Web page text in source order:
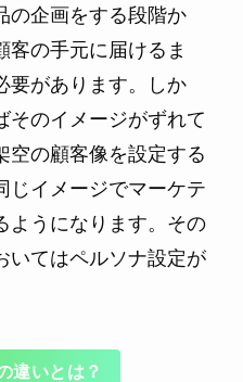
の企画をする段階か
客の手元に届けるま
要があります。しか
そのイメージがずれて
空の顧客像を設定する
じイメージでマーケテ
ようになります。その
いてはペルソナ設定が
違いとは？